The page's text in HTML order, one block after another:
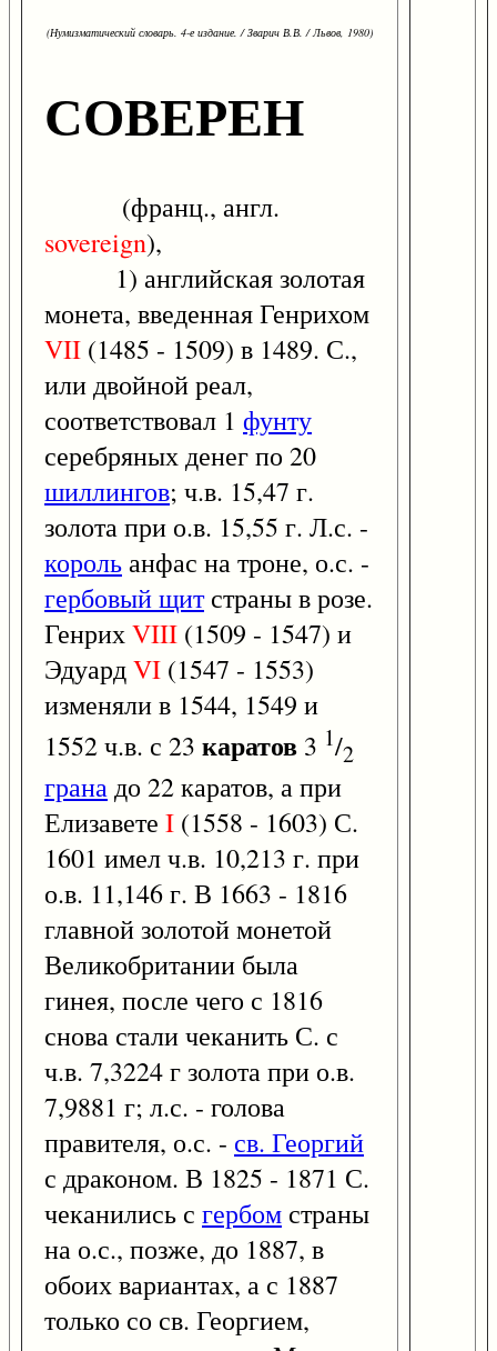
(Нумизматический словарь. 4-е издание. / Зварич В.В. / Львов, 1980)
СОВЕРЕН
(франц., англ.
sovereign),
1) английская золотая
монета, введенная Генрихом
VII (1485 - 1509) в 1489. С.,
или двойной реал,
соответствовал 1 фунту
серебряных денег по 20
шиллингов; ч.в. 15,47 г.
золота при о.в. 15,55 г. Л.с. -
корольанфас на троне, о.с. -
гербовый щитстраны в розе.
ГенрихVIII (1509 - 1547) и
ЭдуардVI (1547 - 1553)
изменяли в 1544, 1549 и
1552 ч.в. с 23 каратов 3 1/2
гранадо 22 каратов, а при
Елизавете I (1558 - 1603) С.
1601 имел ч.в. 10,213 г. при
о.в. 11,146 г. В 1663 - 1816
главной золотой монетой
Великобритании была
гинея, после чего с 1816
снова стали чеканить С. с
ч.в. 7,3224 г золота при о.в.
7,9881 г; л.с. - голова
правителя, о.с. - св. Георгий
с драконом. В 1825 - 1871 С.
чеканились с гербом страны
на о.с., позже, до 1887, в
обоих вариантах, а с 1887
только со св. Георгием,